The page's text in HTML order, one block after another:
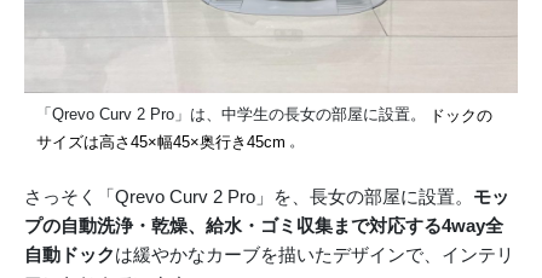
「Qrevo Curv 2 Pro」は、中学生の長女の部屋に設置。
ドックの
サイズは高さ45×幅45×奥行き45cm 。
さっそく「Qrevo Curv 2 Pro」を、長女の部屋に設置。 モッ
プの自動洗浄・乾燥、給水・ゴミ収集まで対応する4way全
自動ドックは緩やかなカーブを描いたデザインで、インテリ